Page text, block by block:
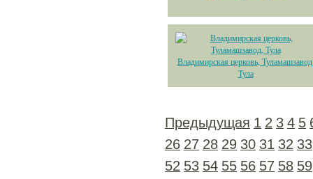
Владимирская церковь,
Тула
Предыдущая 1 2 3 4 5
26 27 28 29 30 31 32 33
52 53 54 55 56 57 58 59